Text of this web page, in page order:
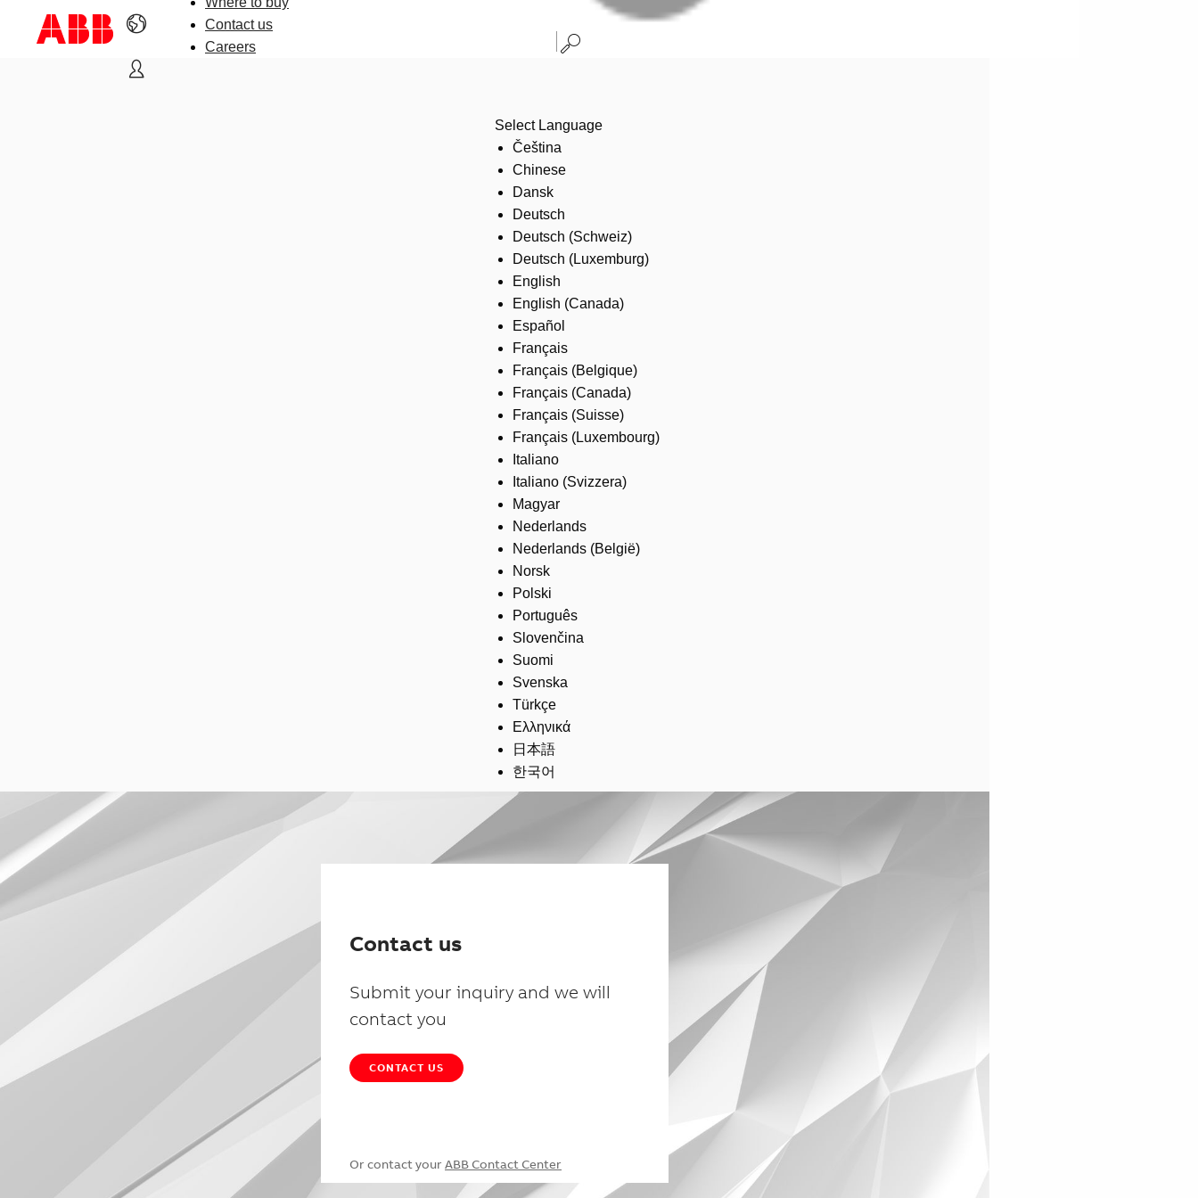
Contact us
Careers
Select Language
Čeština
Chinese
Dansk
Deutsch
Deutsch (Schweiz)
Deutsch (Luxemburg)
English
English (Canada)
Español
Français
Français (Belgique)
Français (Canada)
Français (Suisse)
Français (Luxembourg)
Italiano
Italiano (Svizzera)
Magyar
Nederlands
Nederlands (België)
Norsk
Polski
Português
Slovenčina
Suomi
Svenska
Türkçe
Ελληνικά
日本語
한국어
Contact us
Submit your inquiry and we will
contact you
CONTACT US
Or contact your ABB Contact Center